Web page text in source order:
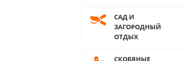
САД И
ЗАГОРОДНЫЙ
ОТДЫХ
СКОБЯНЫЕ